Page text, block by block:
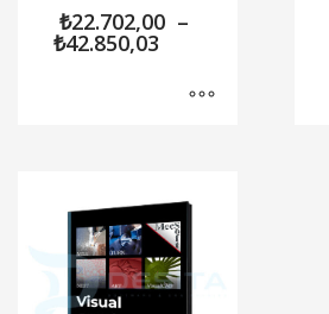
₺22.702,00 –
₺42.850,03
₺22.702,00